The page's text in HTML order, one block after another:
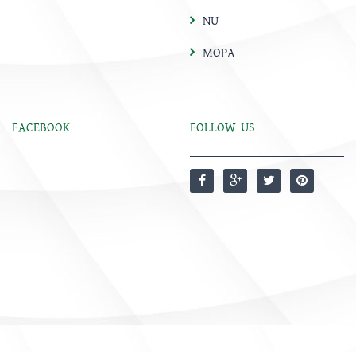
NU
MOPA
FACEBOOK FOLLOW US